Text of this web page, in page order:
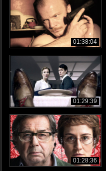
01:38:04
01:29:39
01:28:36